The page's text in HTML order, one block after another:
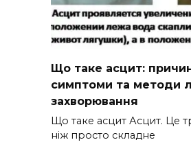
Що таке асцит:
симптоми та методи
захворювання
Що таке асцит Асцит. Це
ніж просто складне